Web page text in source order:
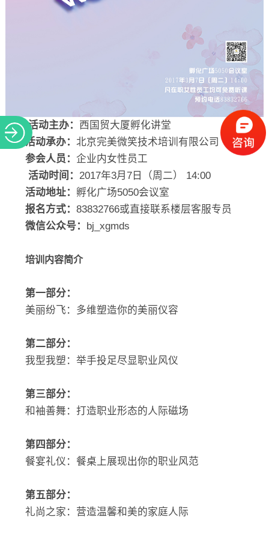
活动主办： 西国贸大厦孵化讲堂
活动承办：北京完美微笑技术培训有限公司
参会人员：企业内女性员工
活动时间：2017年3月7日（周二） 14:00
活动地址： 孵化广场5050会议室
报名方式：83832766或直接联系楼层客服专员
微信公众号： bj_xgmds
培训内容简介
第一部分：
美丽纷飞：多维塑造你的美丽仪容
第二部分：
我型我塑：举手投足尽显职业风仪
第三部分：
和袖善舞：打造职业形态的人际磁场
第四部分：
餐宴礼仪：餐桌上展现出你的职业风范
第五部分：
礼尚之家：营造温馨和美的家庭人际